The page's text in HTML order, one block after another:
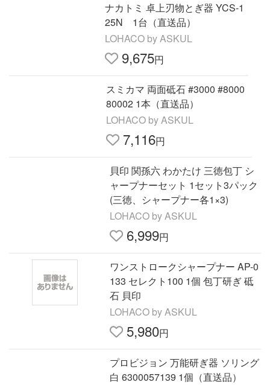
ナカトミ 卓上刃物とぎ器 YCS-1
25N 1台（直送品）
LOHACO by ASKUL
9,675円
スミカマ 両面砥石 #3000 #8000
80002 1本（直送品）
LOHACO by ASKUL
7,116円
貝印 関孫六 わかたけ 三徳包丁 シ
ャープナーセット 1セット3パック
(三徳、シャープナー各1×3)
LOHACO by ASKUL
6,999円
ワンストロークシャープナー AP-0
133 セレクト100 1個 包丁研ぎ 砥
石 貝印
LOHACO by ASKUL
5,980円
プロビジョン 万能研ぎ器 ソリング
白 6300057139 1個（直送品）